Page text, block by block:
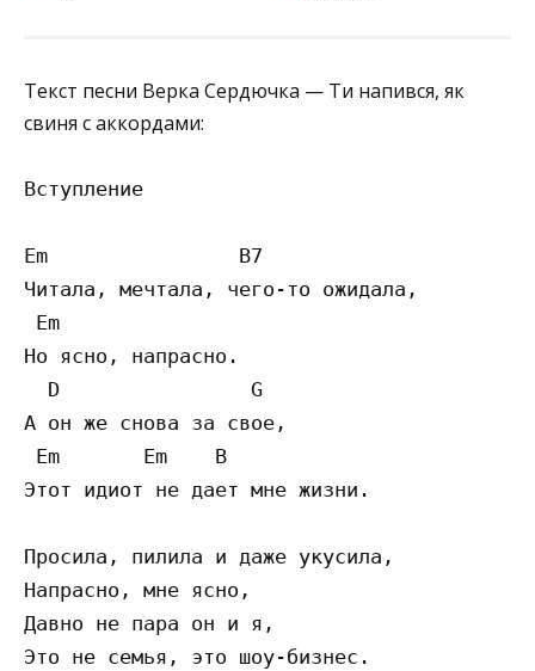
Текст песни Верка Сердючка — Ти напився, як
свиня с аккордами:
Вступление
Em                B7
Читала, мечтала, чего-то ожидала,
Em
Но ясно, напрасно.
  D                G
А он же снова за свое,
Em       Em    B
Этот идиот не дает мне жизни.
Просила, пилила и даже укусила,
Напрасно, мне ясно,
Давно не пара он и я,
Это не семья, это шоу-бизнес.